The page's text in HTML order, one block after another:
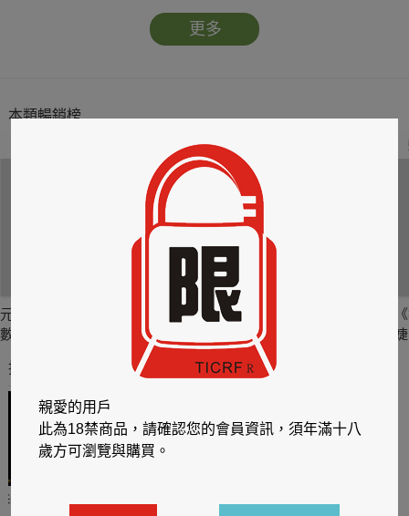
【趣味】ダーツ、岩盤浴、お酒
更多
本類暢銷榜
元元 吳婕安寫真書
數位版
Super Lisa 林莎 珍
愛收藏版數位寫真
位寫真
推薦你買好東西
閱讀有禮，TCL平板送觸
TCL數位筆記本送月讀包1
親愛的用戶
此為18禁商品，請確認您的會員資訊，須年滿十八
歲方可瀏覽與購買。